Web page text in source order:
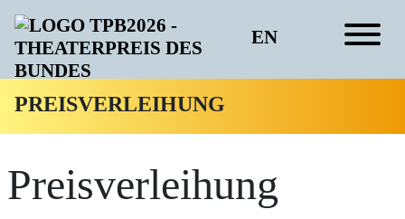
EN
PREIS­VERLEIHUNG
Preisverleihung